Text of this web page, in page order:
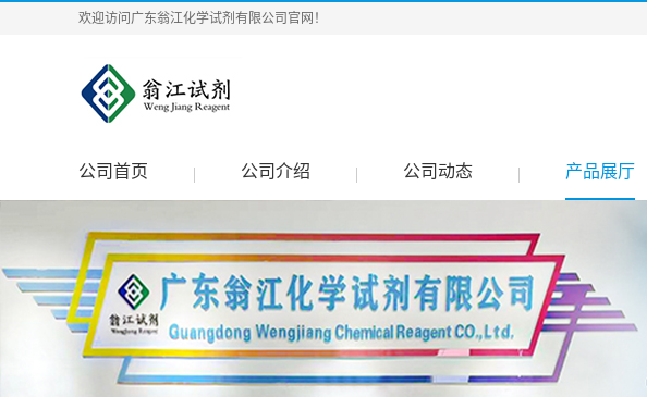
欢迎访问广东翁江化学试剂有限公司官网！
公司首页 公司介绍 公司动态 产品展厅